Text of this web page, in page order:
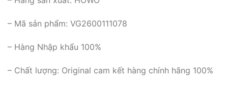
– Mã sản phẩm: VG2600111078
– Hàng Nhập khẩu 100%
– Chất lượng: Original cam kết hàng chính hãng 100%